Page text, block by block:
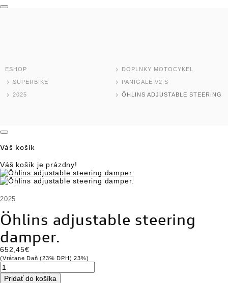
ESHOP
NOVINKY
DEALER LOCATOR
DUCATI CLUB
CESTOVATELSKÉ EXPEDÍCIE
SERVICE
ESHOP DOPLNKY MOTOCYKEL
SUPERBIKE PANIGALE V2 S
2025 ÖHLINS ADJUSTABLE STEERING
Váš košík
Váš košík je prázdny!
2025
Öhlins adjustable steering
damper.
652,45€
(Vrátane Daň (23% DPH) 23%)
Pridať do košíka